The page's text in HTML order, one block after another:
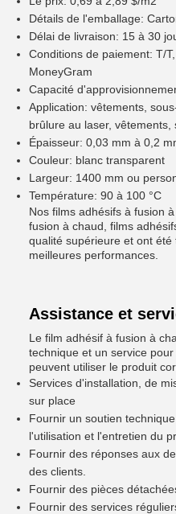
Détails de l'emballage:
Délai de livraison: 15 à 30
Conditions de paiement: T/
MoneyGram
Capacité
Application: vêtements,
brûlure au laser, vêtements,
Épaisseur: 0,03 mm à 0,2
Couleur: blanc transparent
Largeur: 1400 mm ou
Température: 90 à 100 °C
Nos films adhésifs à fusion
fusion à chaud, films
qualité supérieure et ont
meilleures performances.
Assistance et
Le film adhésif à fusion à
technique et un service
peuvent utiliser le produit
Services d'installation, de
sur place
Fournir un soutien
l'utilisation et l'entretien du
Fournir des réponses aux
des clients.
Fournir des pièces
Fournir des services